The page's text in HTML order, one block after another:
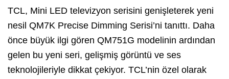
TCL, Mini LED televizyon serisini genişleterek yeni
nesil QM7K Precise Dimming Serisi’ni tanıttı. Daha
önce büyük ilgi gören QM751G modelinin ardından
gelen bu yeni seri, gelişmiş görüntü ve ses
teknolojileriyle dikkat çekiyor. TCL’nin özel olarak